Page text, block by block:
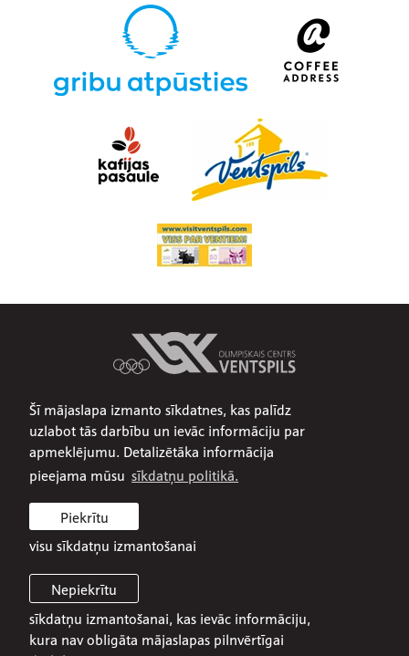
Šī mājaslapa izmanto sīkdatnes, kas palīdz
uzlabot tās darbību un ievāc informāciju par
apmeklējumu. Detalizētāka informācija
pieejama mūsu sīkdatņu politikā.
Nepiekrītu
sīkdatņu izmantošanai, kas ievāc informāciju,
kura nav obligāta mājaslapas pilnvērtīgai
Piekrītu
visu sīkdatņu izmantošanai
Par mums
Publiskojamā informācija
Iepirkumi
© 2026 SIA Olimpiskais centrs Ventspils